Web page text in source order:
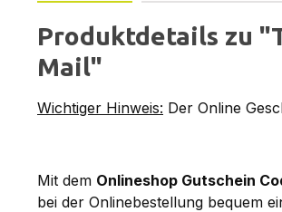
Produktdetails zu
Mail"
Wichtiger Hinweis: Der Online
Mit dem Onlineshop Gutschein
bei der Onlinebestellung bequem